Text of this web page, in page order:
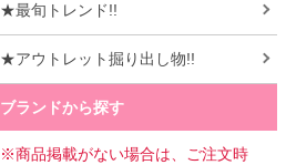
★最旬トレンド!!
★アウトレット掘り出し物!!
ブランドから探す
※商品掲載がない場合は、ご注文時